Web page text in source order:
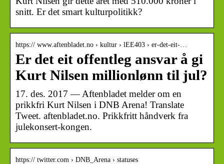
snitt. Er det smart kulturpolitikk?
https:// www.aftenbladet.no › kultur › lEE403 › er-det-eit-…
Er det eit offentleg ansvar å gi
Kurt Nilsen millionlønn til jul?
17. des. 2017 — Aftenbladet melder om en
prikkfri Kurt Nilsen i DNB Arena! Translate
Tweet. aftenbladet.no. Prikkfritt håndverk fra
julekonsert-kongen.
https:// twitter.com › DNB_Arena › statuses